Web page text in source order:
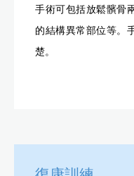
手術可包括放鬆髕骨
的結構異常部位等。
楚。